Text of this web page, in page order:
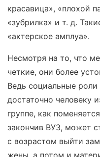
красавица», «плохой
«зубрилка» и т. д.
«актерское амплуа».
Несмотря на то, что
четкие, они более
Ведь социальные
достаточно человеку
группе, как
закончив ВУЗ, может
с возрастом выйти
жены, а потом и